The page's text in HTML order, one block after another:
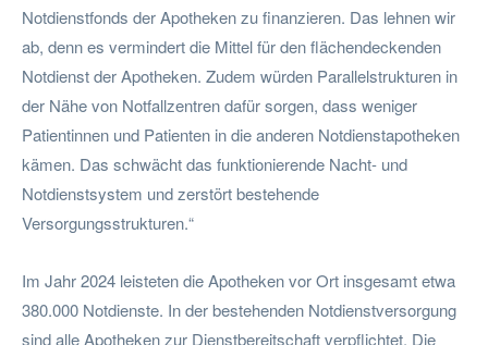
Notdienstfonds der Apotheken zu finanzieren. Das lehnen wir
ab, denn es vermindert die Mittel für den flächendeckenden
Notdienst der Apotheken. Zudem würden Parallelstrukturen in
der Nähe von Notfallzentren dafür sorgen, dass weniger
Patientinnen und Patienten in die anderen Notdienstapotheken
kämen. Das schwächt das funktionierende Nacht- und
Notdienstsystem und zerstört bestehende
Versorgungsstrukturen.“
Im Jahr 2024 leisteten die Apotheken vor Ort insgesamt etwa
380.000 Notdienste. In der bestehenden Notdienstversorgung
sind alle Apotheken zur Dienstbereitschaft verpflichtet. Die